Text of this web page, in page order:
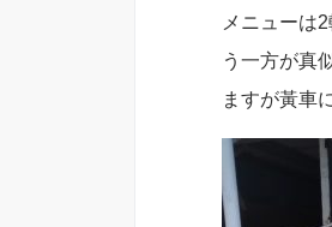
メニューは
う一方が真
ますが黃車